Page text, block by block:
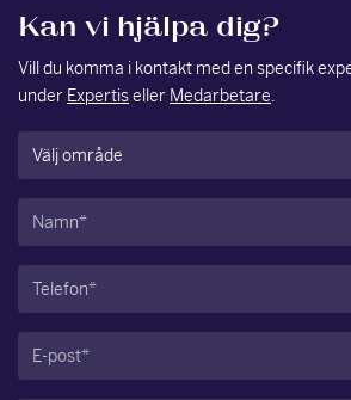
Kan vi hjälpa dig?
Vill du komma i kontakt med en specifik
under Expertiseller Medarbetare.
Område(Obligatoriskt)
Namn(Obligatoriskt)
Telefon(Obligatoriskt)
E-
post(Obligatoriskt)